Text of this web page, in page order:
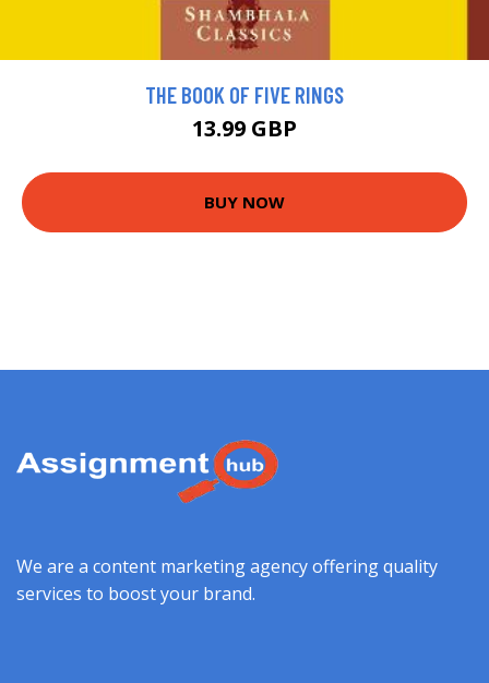
THE BOOK OF FIVE RINGS
13.99 GBP
BUY NOW
We are a content marketing agency offering quality
services to boost your brand.